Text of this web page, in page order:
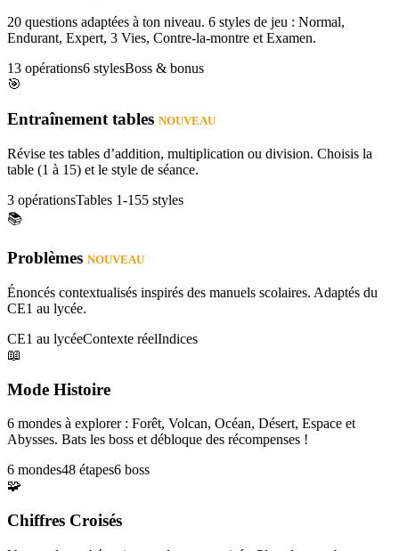
20 questions adaptées à ton niveau. 6 styles de jeu : Normal,
Endurant, Expert, 3 Vies, Contre-la-montre et Examen.
13 opérations6 stylesBoss & bonus
🎯
Entraînement tables NOUVEAU
Révise tes tables d’addition, multiplication ou division. Choisis la
table (1 à 15) et le style de séance.
3 opérationsTables 1-155 styles
📚
Problèmes NOUVEAU
Énoncés contextualisés inspirés des manuels scolaires. Adaptés du
CE1 au lycée.
CE1 au lycéeContexte réelIndices
📖
Mode Histoire
6 mondes à explorer : Forêt, Volcan, Océan, Désert, Espace et
Abysses. Bats les boss et débloque des récompenses !
6 mondes48 étapes6 boss
🧩
Chiffres Croisés